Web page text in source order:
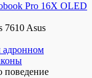
Pro 16X OLED
7610 Asus
адронном
поведение